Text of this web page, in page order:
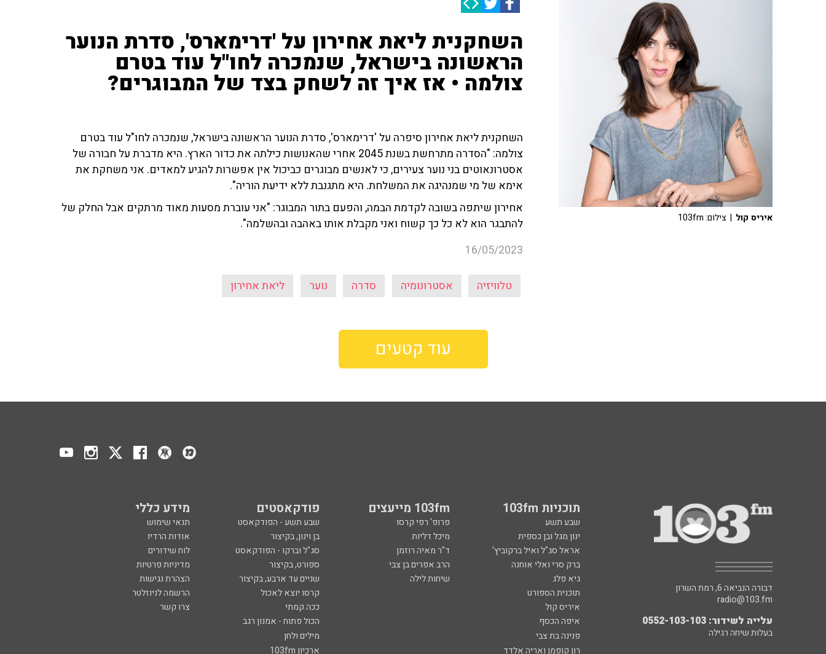
השחקנית ליאת אחירון על 'דרימארס', סדרת הנוער
הראשונה בישראל, שנמכרה לחו"ל עוד בטרם
צולמה • אז איך זה לשחק בצד של המבוגרים?
השחקנית ליאת אחירון סיפרה על 'דרימארס', סדרת הנוער הראשונה בישראל, שנמכרה לחו"ל עוד בטרם
צולמה: "הסדרה מתרחשת בשנת 2045 אחרי שהאנושות כילתה את כדור הארץ. היא מדברת על חבורה של
אסטרונאוטים בני נוער צעירים, כי לאנשים מבוגרים כביכול אין אפשרות להגיע למאדים. אני משחקת את
אימא של מי שמנהיגה את המשלחת. היא מתגנבת ללא ידיעת הוריה".
אחירון שיתפה בשובה לקדמת הבמה, והפעם בתור המבוגר: "אני עוברת מסעות מאוד מרתקים אבל החלק של
להתבגר הוא לא כל כך קשוח ואני מקבלת אותו באהבה ובהשלמה".
16/05/2023
טלוויזיה אסטרונומיה סדרה נוער ליאת אחירון
איריס קול | צילום: 103fm
עוד קטעים
תוכניות 103fm 103fm מייעצים פודקאסטים מידע כללי
שבע תשע פרופ' רפי קרסו שבע תשע - הפודקאסט
תנאי שימוש
ינון מגל ובן כספית
מיכל דליות בן וינון, בקיצור
אודות הרדיו
אראל סג"ל ואיל ברקוביץ'
ד"ר מאיה רוזמן סג"ל וברקו - הפודקאסט
לוח שידורים
ברק סרי ואלי אוחנה
הרב אפרים בן צבי ספורט, בקיצור
מדיניות פרטיות
גיא פלג
שיחות לילה שניים עד ארבע, בקיצור
הצהרת נגישות
תוכנית הספורט
קרסו יוצא לאכול
הרשמה לניוזלטר
איריס קול
ככה קמתי
צרו קשר
איפה הכסף
הכול פתוח - אמנון רגב
פנינה בת צבי
מילים ולחן
רון קופמן ואריה אלדד
ארכיון 103fm
דבורה הנביאה 6, רמת השרון
radio@103.fm
עלייה לשידור: 0552-103-103
בעלות שיחה רגילה